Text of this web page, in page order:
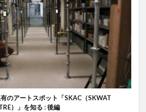
のアートスポット「SKAC（SKWAT
）」を知る : 後編